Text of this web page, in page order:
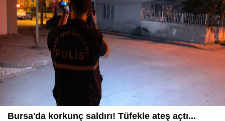
Bursa'da korkunç saldırı! Tüfekle ateş açtı...